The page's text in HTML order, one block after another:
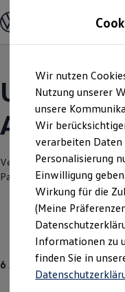
Hauptinhalt
springen
Footer
springen
Modelle und
Konfigurator
Modelle
Elektroautos
ENERGY
Nutzfahrzeuge
SUV und CUV
Familienautos
Kombis
Sportwagen
Schnell verfügbare
Angebote und
Aktuelle
E-Auto-
Volkswagen
Die ENERGY
Junge
Unsere
Verantwortlich für die Inhalte
Pasewalk GmbH(Impressum
6 Angebote
Wir nutzen
Nutzung unserer
unsere
Wir
verarbeiten
Personalisierung
Einwilligung
Wirkung für die
(Meine
Informationen zu
finden Sie in